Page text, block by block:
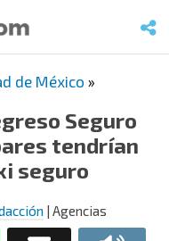
de México »
Seguro
tendrían
seguro
| Agencias